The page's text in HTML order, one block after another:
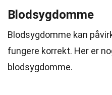
Blodsygdomme
Blodsygdomme kan
fungere korrekt. Her er
blodsygdomme.